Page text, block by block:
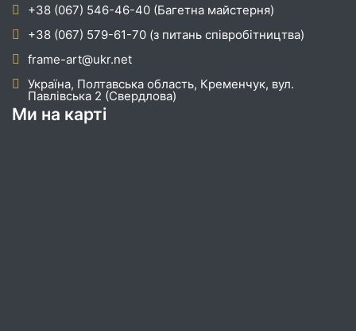
+38 (067) 546-46-40 (Багетна майстерня)
+38 (067) 579-61-70 (з питань співробітництва)
frame-art@ukr.net
Україна, Полтавська область, Кременчук, вул.
Павлівська 2 (Свердлова)
Ми на карті